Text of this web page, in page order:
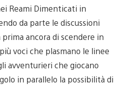
Reami Dimenticati in
da parte le discussioni
ancora di scendere in
voci che plasmano le linee
avventurieri che giocano
in parallelo la possibilità di